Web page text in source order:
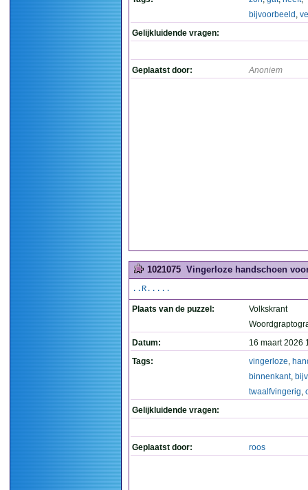
bijvoorbeeld ,
Gelijkluidende vragen:
Geplaatst door: Anoniem
1021075 Vingerloze handschoen
..R.....
Plaats van de puzzel:
Volkskrant
Datum:
16 maart 2026
Tags:
vingerloze,
binnenkant,
twaalfvingerig,
Gelijkluidende vragen:
Geplaatst door: roos